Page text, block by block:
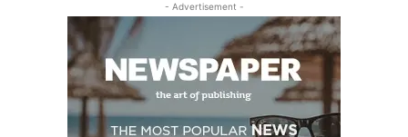
- Advertisement -